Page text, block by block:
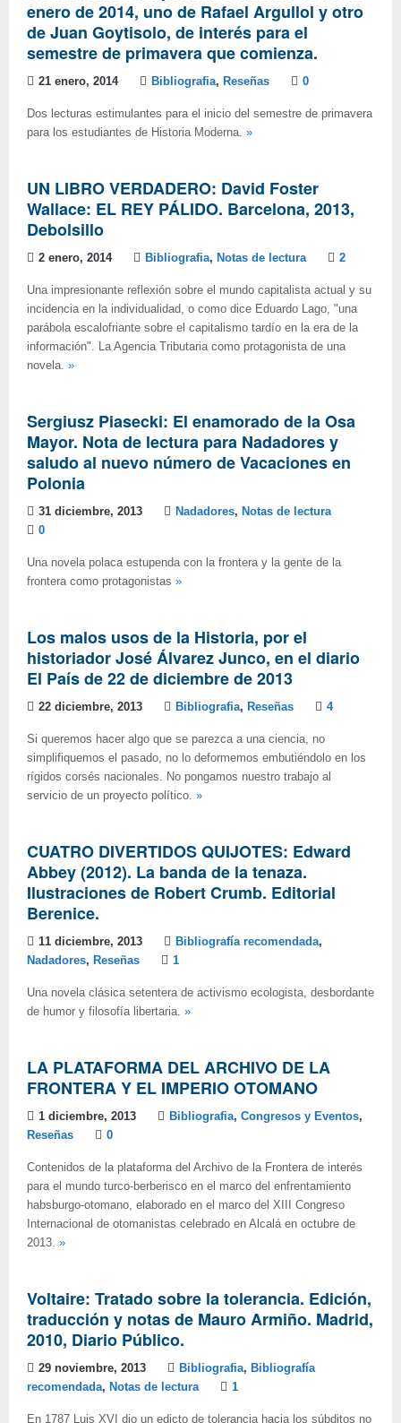
enero de 2014, uno de Rafael Argullol y otro
de Juan Goytisolo, de interés para el
semestre de primavera que comienza.
21 enero, 2014 Bibliografia, Reseñas 0
Dos lecturas estimulantes para el inicio del semestre de primavera
para los estudiantes de Historia Moderna. »
UN LIBRO VERDADERO: David Foster
Wallace: EL REY PÁLIDO. Barcelona, 2013,
Debolsillo
2 enero, 2014 Bibliografia, Notas de lectura 2
Una impresionante reflexión sobre el mundo capitalista actual y su
incidencia en la individualidad, o como dice Eduardo Lago, "una
parábola escalofriante sobre el capitalismo tardío en la era de la
información". La Agencia Tributaria como protagonista de una
novela. »
Sergiusz Piasecki: El enamorado de la Osa
Mayor. Nota de lectura para Nadadores y
saludo al nuevo número de Vacaciones en
Polonia
31 diciembre, 2013 Nadadores, Notas de lectura
0
Una novela polaca estupenda con la frontera y la gente de la
frontera como protagonistas »
Los malos usos de la Historia, por el
historiador José Álvarez Junco, en el diario
El País de 22 de diciembre de 2013
22 diciembre, 2013 Bibliografia, Reseñas 4
Si queremos hacer algo que se parezca a una ciencia, no
simplifiquemos el pasado, no lo deformemos embutiéndolo en los
rígidos corsés nacionales. No pongamos nuestro trabajo al
servicio de un proyecto político. »
CUATRO DIVERTIDOS QUIJOTES: Edward
Abbey (2012). La banda de la tenaza.
Ilustraciones de Robert Crumb. Editorial
Berenice.
11 diciembre, 2013 Bibliografía recomendada,
Nadadores, Reseñas 1
Una novela clásica setentera de activismo ecologista, desbordante
de humor y filosofía libertaria. »
LA PLATAFORMA DEL ARCHIVO DE LA
FRONTERA Y EL IMPERIO OTOMANO
1 diciembre, 2013 Bibliografia, Congresos y Eventos,
Reseñas
0
Contenidos de la plataforma del Archivo de la Frontera de interés
para el mundo turco-berberisco en el marco del enfrentamiento
habsburgo-otomano, elaborado en el marco del XIII Congreso
Internacional de otomanistas celebrado en Alcalá en octubre de
2013. »
Voltaire: Tratado sobre la tolerancia. Edición,
traducción y notas de Mauro Armiño. Madrid,
2010, Diario Público.
29 noviembre, 2013 Bibliografia, Bibliografía
recomendada, Notas de lectura 1
En 1787 Luis XVI dio un edicto de tolerancia hacia los súbditos no